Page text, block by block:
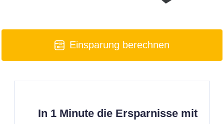
Einsparung berechnen
In 1 Minute die Ersparnisse mit